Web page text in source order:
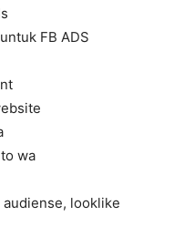
FB ADS
wa
looklike